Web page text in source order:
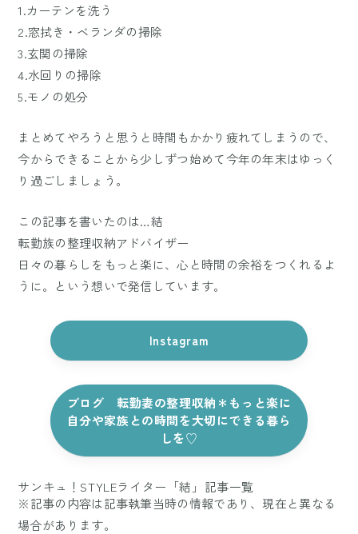
1.カーテンを洗う
2.窓拭き・ベランダの掃除
3.玄関の掃除
4.水回りの掃除
5.モノの処分
まとめてやろうと思うと時間もかかり疲れてしまうので、
今からできることから少しずつ始めて今年の年末はゆっく
り過ごしましょう。
この記事を書いたのは…結
転勤族の整理収納アドバイザー
日々の暮らしをもっと楽に、心と時間の余裕をつくれるよ
うに。という想いで発信しています。
Instagram
ブログ 転勤妻の整理収納＊もっと楽に
自分や家族との時間を大切にできる暮ら
しを♡
サンキュ！STYLEライター「結」記事一覧
※記事の内容は記事執筆当時の情報であり、現在と異なる
場合があります。